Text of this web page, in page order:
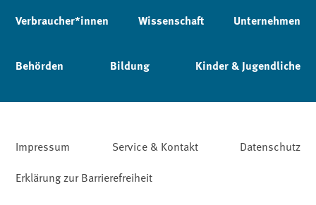
Verbraucher*innen Wissenschaft Unternehmen
Behörden Bildung Kinder & Jugendliche
Impressum Service & Kontakt
Datenschutz
Erklärung zur Barrierefreiheit